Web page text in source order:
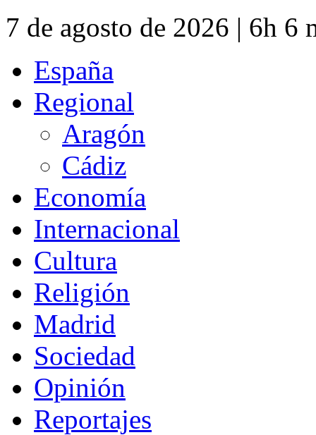
7 de agosto de 2026 | 6h 6
España
Regional
Aragón
Cádiz
Economía
Internacional
Cultura
Religión
Madrid
Sociedad
Opinión
Reportajes